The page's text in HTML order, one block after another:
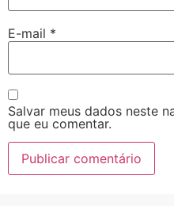
E-mail *
Salvar meus dados neste
que eu comentar.